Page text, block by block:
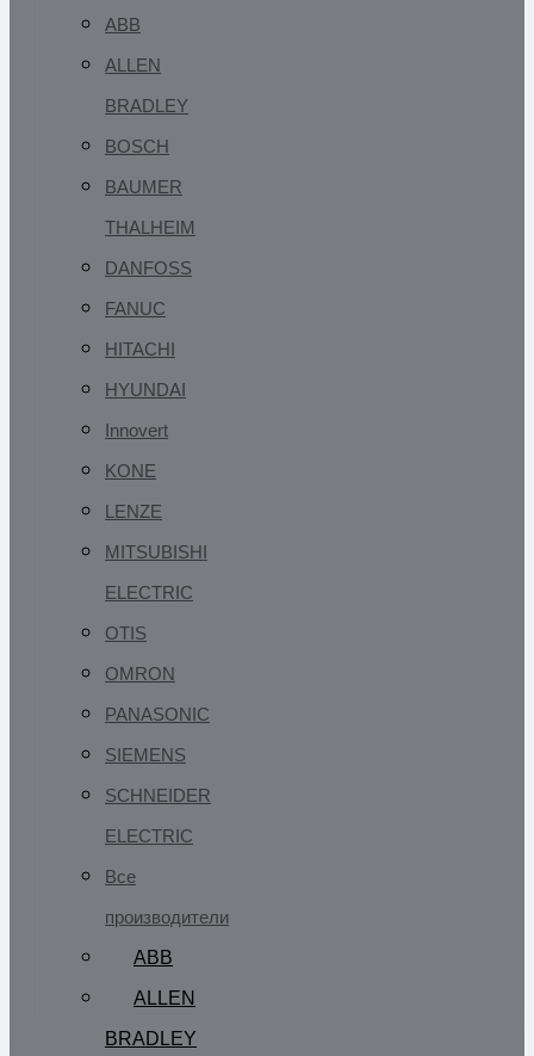
ABB
ALLEN
BRADLEY
BOSCH
BAUMER
THALHEIM
DANFOSS
FANUC
HITACHI
HYUNDAI
Innovert
KONE
LENZE
MITSUBISHI
ELECTRIC
OTIS
OMRON
PANASONIC
SIEMENS
SCHNEIDER
ELECTRIC
Все
производители
ABB
ALLEN
BRADLEY